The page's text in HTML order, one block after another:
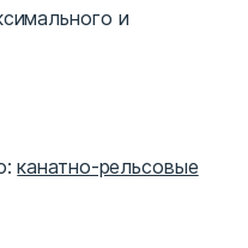
и
канатно-рельсовые